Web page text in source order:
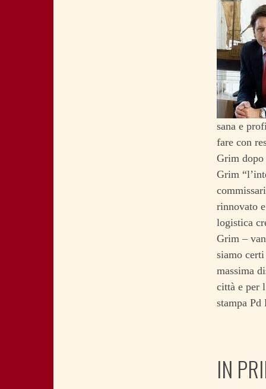
sana e
fare con
Grim dopo
Grim
rinnovato
logistica
Grim –
siamo
massima
città e per
stampa Pd
IN